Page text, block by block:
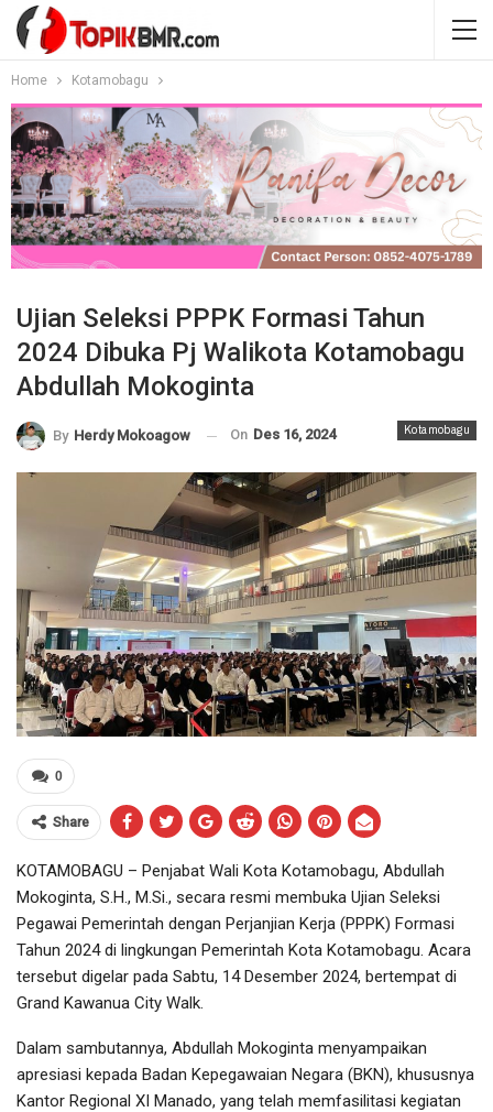
Home Kotamobagu
Ujian Seleksi PPPK Formasi Tahun
2024 Dibuka Pj Walikota Kotamobagu
Abdullah Mokoginta
Kotamobagu
By Herdy Mokoagow On Des 16, 2024
0
Share
KOTAMOBAGU – Penjabat Wali Kota Kotamobagu, Abdullah
Mokoginta, S.H., M.Si., secara resmi membuka Ujian Seleksi
Pegawai Pemerintah dengan Perjanjian Kerja (PPPK) Formasi
Tahun 2024 di lingkungan Pemerintah Kota Kotamobagu. Acara
tersebut digelar pada Sabtu, 14 Desember 2024, bertempat di
Grand Kawanua City Walk.
Dalam sambutannya, Abdullah Mokoginta menyampaikan
apresiasi kepada Badan Kepegawaian Negara (BKN), khususnya
Kantor Regional XI Manado, yang telah memfasilitasi kegiatan